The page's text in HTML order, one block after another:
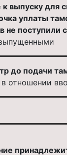
выпуску для
уплаты
не
до подачи
отношении